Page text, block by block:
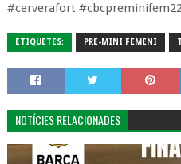
#cerverafort
ETIQUETES: PRE-MINI FEMENÍ
NOTÍCIES RELACIONADES